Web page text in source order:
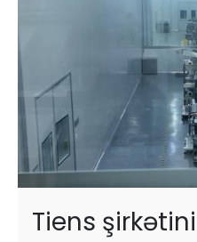
Tiens